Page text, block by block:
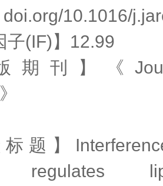
doi.org/10.1016/
子(IF)】12.99
期刊】《
标题】
regulates